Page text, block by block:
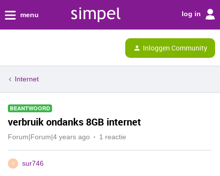
menu log in
Inloggen Community
Internet
BEANTWOORD
verbruik ondanks 8GB internet
Forum|Forum|4 years ago 1 reactie
S sur746